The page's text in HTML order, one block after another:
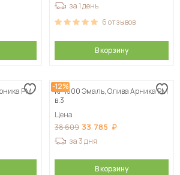
за 1 день
6отзывов
В корзину
-12%
КГ 1500 Эмаль, Олива Арника РМ
в.3
Цена
38 609 33 785
за 3 дня
В корзину